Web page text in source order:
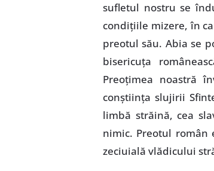
sufletul nostru se
condiţiile mizere, în
preotul său. Abia se
bisericuţa
Preoţimea noastră
conştiinţa slujirii
limbă străină, cea
nimic. Preotul
zeciuială vlădicului